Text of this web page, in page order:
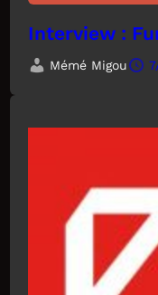
Interview :
Mémé Migou